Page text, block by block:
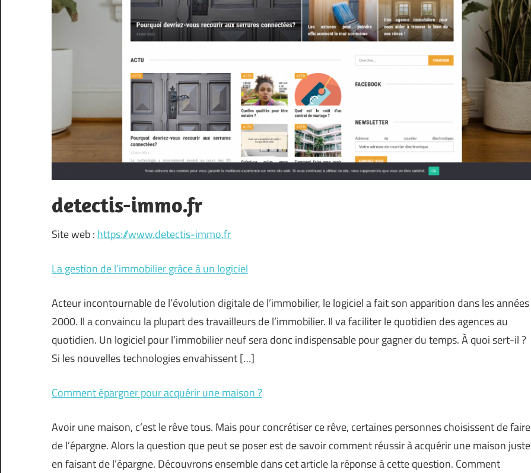
detectis-immo.fr
Site web :https://www.detectis-immo.fr
La gestion de l’immobilier grâce à un logiciel
Acteur incontournable de l’évolution digitale de l’immobilier, le logiciel a fait son apparition dans les années
2000. Il a convaincu la plupart des travailleurs de l’immobilier. Il va faciliter le quotidien des agences au
quotidien. Un logiciel pour l’immobilier neuf sera donc indispensable pour gagner du temps. À quoi sert-il ?
Si les nouvelles technologies envahissent […]
Comment épargner pour acquérir une maison ?
Avoir une maison, c’est le rêve tous. Mais pour concrétiser ce rêve, certaines personnes choisissent de faire
de l’épargne. Alors la question que peut se poser est de savoir comment réussir à acquérir une maison juste
en faisant de l’épargne. Découvrons ensemble dans cet article la réponse à cette question. Comment